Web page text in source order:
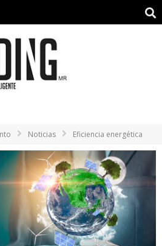
Noticias Eficiencia energética